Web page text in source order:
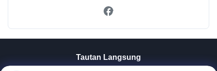
Tautan Langsung